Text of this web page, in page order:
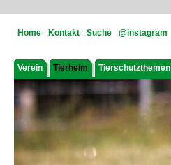
Home Kontakt Suche @instagram
Verein Tierheim Tierschutzthemen